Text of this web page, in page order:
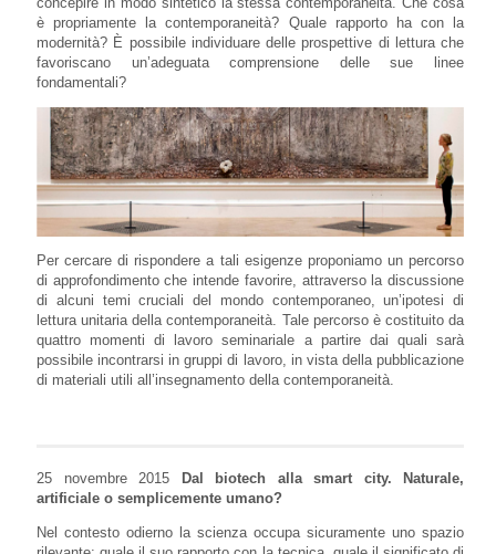
è propriamente la contemporaneità? Quale rapporto ha con la
modernità? È possibile individuare delle prospettive di lettura che
favoriscano un’adeguata comprensione delle sue linee
fondamentali?
Per cercare di rispondere a tali esigenze proponiamo un percorso
di approfondimento che intende favorire, attraverso la discussione
di alcuni temi cruciali del mondo contemporaneo, un’ipotesi di
lettura unitaria della contemporaneità. Tale percorso è costituito da
quattro momenti di lavoro seminariale a partire dai quali sarà
possibile incontrarsi in gruppi di lavoro, in vista della pubblicazione
di materiali utili all’insegnamento della contemporaneità.
25 novembre 2015 Dal biotech alla smart city. Naturale,
artificiale o semplicemente umano?
Nel contesto odierno la scienza occupa sicuramente uno spazio